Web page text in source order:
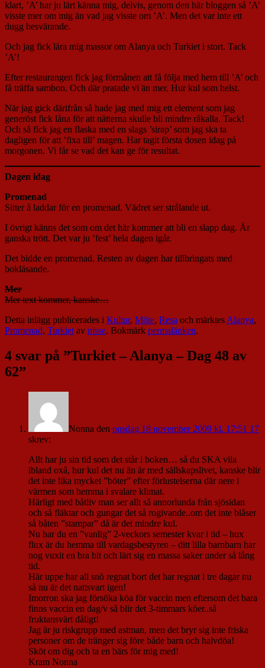
klart, ’A’ har ju lärt känna mig, delvis, genom den här bloggen så ’A’
visste mer om mig än vad jag visste om ’A’. Men det var inte ett
dugg besvärande.
Och jag fick lära mig massor om Alanya och Turkiet i stort. Tack
’A’!
Efter restaurangen fick jag förmånen att få följa med hem till ’A’ och
få träffa sambon. Och där pratade vi än mer, Hur kul som helst.
När jag gick därifrån så hade jag med mig ett element som jag
generöst fick låna för att nätterna skulle bli mindre råkalla. Tack!
Och så fick jag en flaska med en slags ’sirap’ som jag ska ta
dagligen för att ’fixa till’ magen. Har tagit första dosen idag på
morgonen. Vi får se vad det kan ge för resultat.
Dagen idag
Promenad
Sitter å laddar för en promenad. Vädret ser strålande ut.
I övrigt känns det som om det här kommer att bli en slapp dag. Är
ganska trött. Det var ju ’fest’ hela dagen igår.
Det bidde en promenad. Resten av dagen har tillbringats med
bokläsande.
Mer
Mer text kommer, kanske…
Detta inlägg publicerades i Kultur, Möte, Resa och märktesAlanya,
Promenad, Turkietav nisse. Bokmärk permalänken.
4 svar på ”Turkiet – Alanya – Dag 48 av
62”
Nonna den onsdag 18 november 2009 kl. 17:51 17
skrev:
Allt har ju sin tid som det står i boken… så du SKA vila
ibland oxå, hur kul det nu än är med sällskapslivet, kanske blir
det inte lika mycket ”böter” efter förlustelserna där nere i
värmen som hemma i svalare klimat.
Härligt med båtliv man ser allt så annorlunda från sjösidan
och så fläktar och gungar det så rogivande..om det inte blåser
så båten ”stampar” då är det mindre kul.
Nu har du en ”vanlig” 2-veckors semester kvar i tid – hux
flux är du hemma till vardagsbestyren – ditt lilla barnbarn har
nog vuxit en bra bit och lärt sig en massa saker under så lång
tid.
Här uppe har all snö regnat bort det har regnat i tre dagar nu
så nu är det nattsvart igen!
Imorron ska jag försöka köa för vaccin men eftersom det bara
finns vaccin en dag/v så blir det 3-timmars köer..så
fruktansvärt dåligt!
Jag är ju riskgrupp med astman, men det bryr sig inte friska
personer om de tränger sig före både barn och halvdöa!
Sköt om dig och ta en bärs för mig med!
Kram Nonna